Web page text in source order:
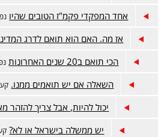
אחד המפקדי פקמ"ז הטובים שהיו
אז מה. האם הוא תואם לדרג
הכי תואם ב20 שנים האחרונות
השאלה אם יש תואמים ממנו.
יכול להיות, אבל צריך להזהר
יש ממשלה בישראל או לא?